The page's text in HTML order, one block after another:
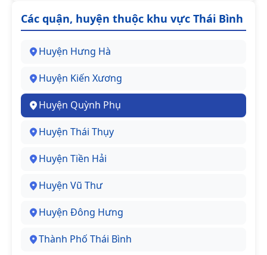
Các quận, huyện thuộc khu vực Thái Bình
Huyện Hưng Hà
Huyện Kiến Xương
Huyện Quỳnh Phụ
Huyện Thái Thụy
Huyện Tiền Hải
Huyện Vũ Thư
Huyện Đông Hưng
Thành Phố Thái Bình